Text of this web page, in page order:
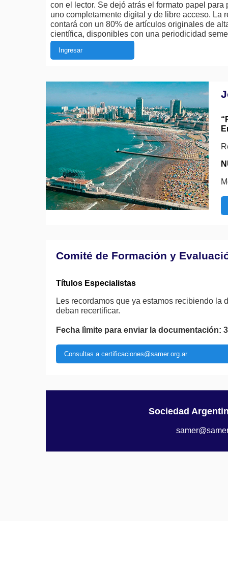
con el lector. Se dejó atrás el formato papel para
uno completamente digital y de libre acceso. La
contará con un 80% de artículos originales de
científica, disponibles con una periodicidad
Ingresar
Comité de Formación y
Títulos Especialistas
Les recordamos que ya estamos recibiendo
deban recertificar.
Fecha lìmite para enviar la documentación:
Consultas a certificaciones@samer.org.ar
Sociedad